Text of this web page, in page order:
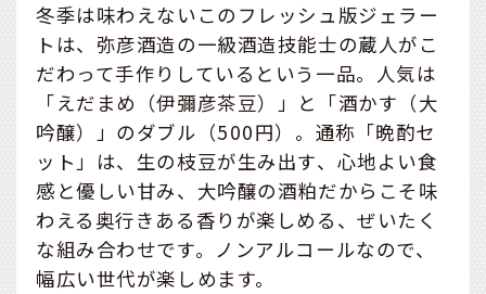
冬季は味わえないこのフレッシュ版ジェラー
トは、弥彦酒造の一級酒造技能士の蔵人がこ
だわって手作りしているという一品。人気は
「えだまめ（伊彌彦茶豆）」と「酒かす（大
吟醸）」のダブル（500円）。通称「晩酌セ
ット」は、生の枝豆が生み出す、心地よい食
感と優しい甘み、大吟醸の酒粕だからこそ味
わえる奥行きある香りが楽しめる、ぜいたく
な組み合わせです。ノンアルコールなので、
幅広い世代が楽しめます。